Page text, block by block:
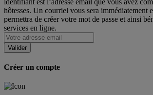
hôtesses. Un courriel vous sera immédiatement
permettra de créer votre mot de passe et ainsi
services en ligne.
Créer un compte